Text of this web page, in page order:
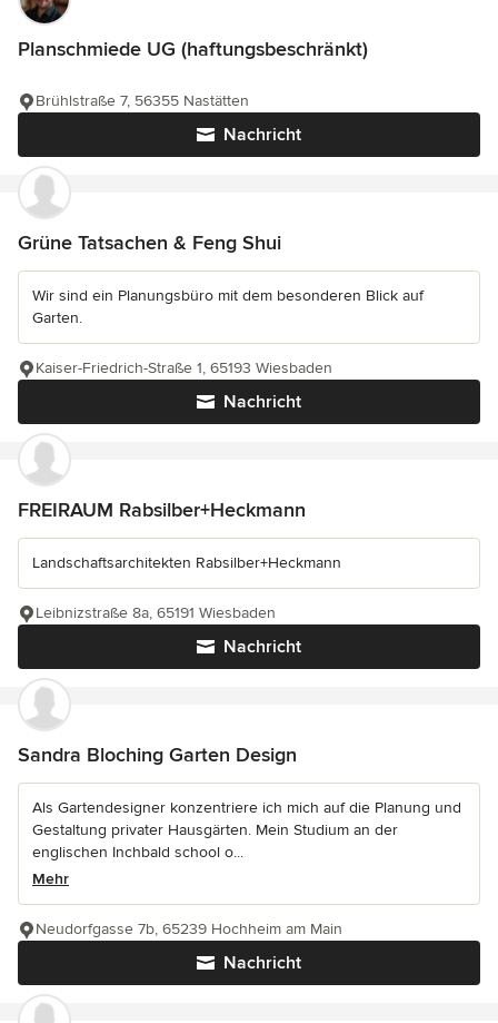
Planschmiede UG (haftungsbeschränkt)
Nachricht
Brühlstraße 7, 56355 Nastätten
Grüne Tatsachen & Feng Shui
Wir sind ein Planungsbüro mit dem besonderen Blick auf
Garten.
Nachricht
Kaiser-Friedrich-Straße 1, 65193 Wiesbaden
FREIRAUM Rabsilber+Heckmann
Landschaftsarchitekten Rabsilber+Heckmann
Nachricht
Leibnizstraße 8a, 65191 Wiesbaden
Sandra Bloching Garten Design
Als Gartendesigner konzentriere ich mich auf die Planung und
Gestaltung privater Hausgärten. Mein Studium an der
englischen Inchbald school o...
Mehr
Nachricht
Neudorfgasse 7b, 65239 Hochheim am Main